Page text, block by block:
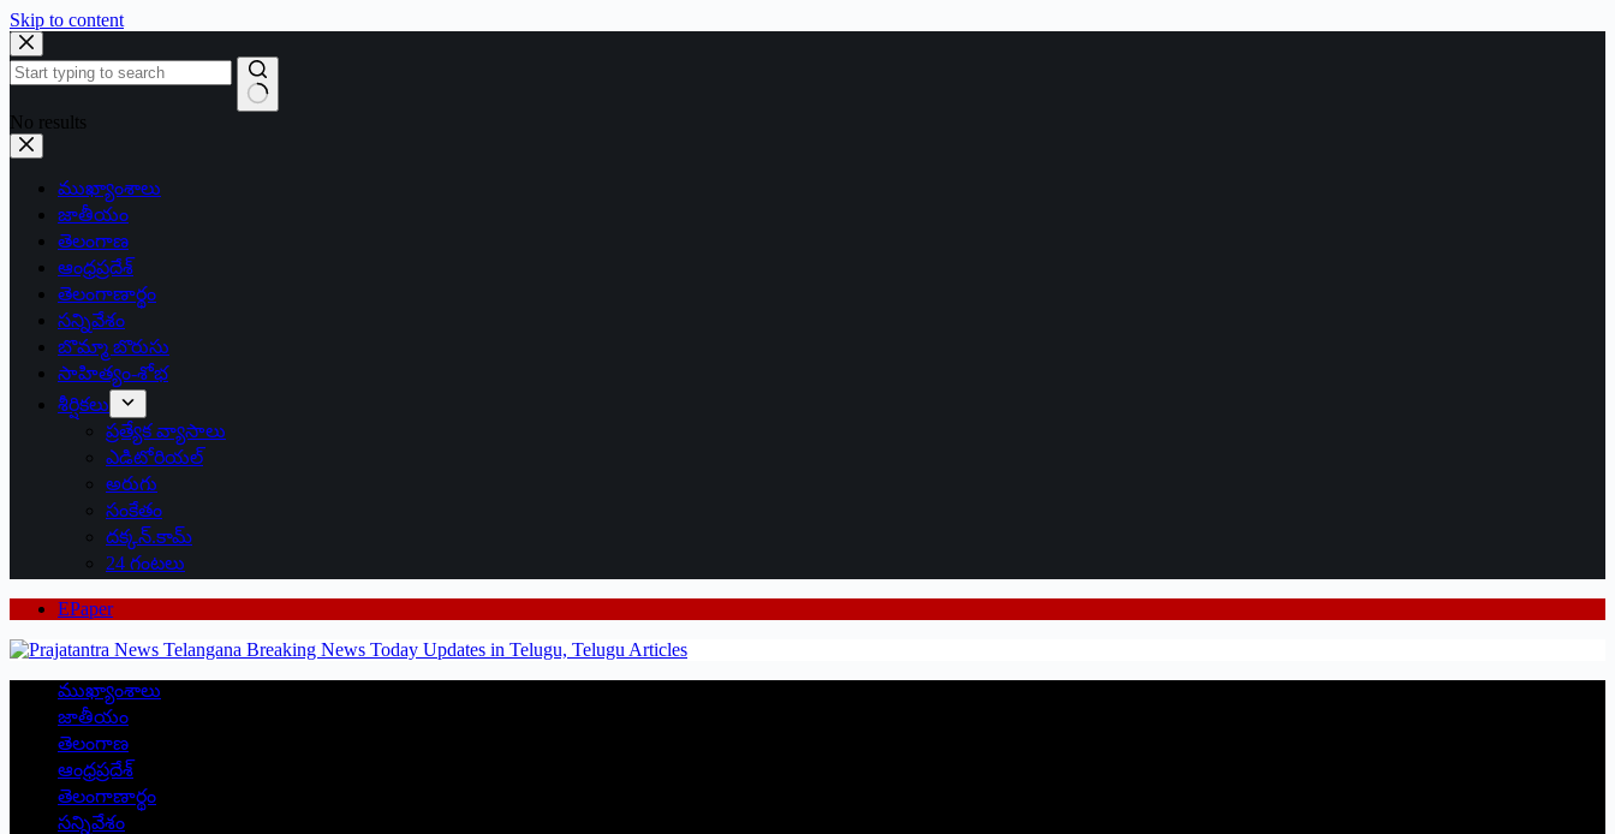
Skip to content
No results
ముఖ్యాంశాలు
జాతీయం
తెలంగాణ
ఆంధ్రప్రదేశ్
తెలంగాణార్థం
సన్నివేశం
బొమ్మా బొరుసు
సాహిత్యం-శోభ
శీర్షికలు
ప్రత్యేక వ్యాసాలు
ఎడిటోరియల్
అరుగు
సంకేతం
దక్కన్.కామ్
24 గంటలు
EPaper
ముఖ్యాంశాలు
జాతీయం
తెలంగాణ
ఆంధ్రప్రదేశ్
తెలంగాణార్థం
సన్నివేశం